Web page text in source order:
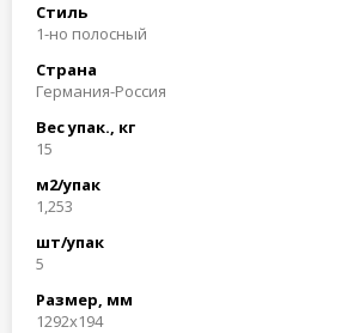
Стиль
1-но полосный
Страна
Германия-Россия
Вес упак., кг
15
м2/упак
1,253
шт/упак
5
Размер, мм
1292x194